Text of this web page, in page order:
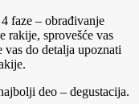
faze – obrađivanje
rakije, sprovešće vas
do detalja upoznati
deo – degustacija.